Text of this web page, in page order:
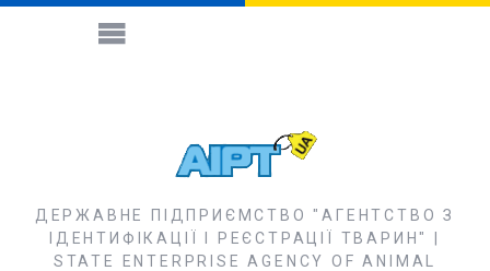
ДЕРЖАВНЕ ПІДПРИЄМСТВО "АГЕНТСТВО З
ІДЕНТИФІКАЦІЇ І РЕЄСТРАЦІЇ ТВАРИН" |
STATE ENTERPRISE AGENCY OF ANIMAL